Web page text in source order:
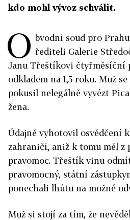
kdo mohl vývoz schválit.
O bvodní soud pro
řediteli Galerie
Janu Třeštíkovi čtyřměsíční
odkladem na 1,5 roku. Muž
pokusil nelegálně vyvézt
žena.
Údajně vyhotovil osvědčení
zahraničí, aniž k tomu měl z
pravomoc. Třeštík vinu
pravomocný, státní
ponechali lhůtu na možné
Muž si stojí za tím, že